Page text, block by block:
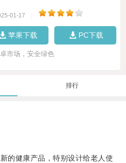
01-17
苹果下载 PC下载
市场，安全绿色
排行
健康产品，特别设计给老人使